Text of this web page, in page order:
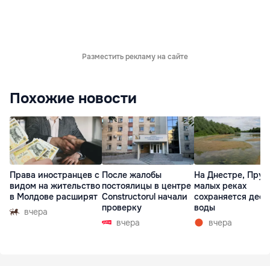
Разместить рекламу на сайте
Похожие новости
Права иностранцев с
видом на жительство
в Молдове расширят
вчера
После жалобы
постоялицы в центре
Constructorul начали
проверку
вчера
На Днестре,
малых реках
сохраняется
воды
вчера